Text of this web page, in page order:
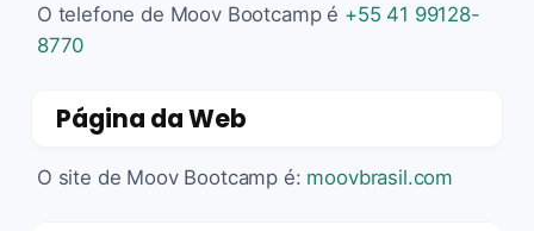
O telefone de Moov Bootcamp é +55 41 99128-
8770
Página da Web
O site de Moov Bootcamp é: moovbrasil.com